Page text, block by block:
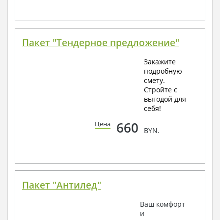
Пакет "Тендерное предложение"
Закажите
подробную
смету.
Стройте с
выгодой для
себя!
Цена 660 BYN.
Пакет "Антилед"
Ваш комфорт
и